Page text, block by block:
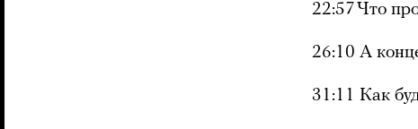
22:57 Что
26:10 А
31:11 Как